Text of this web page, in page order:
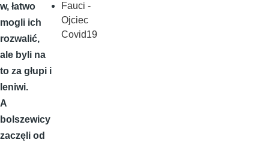
w, łatwo
mogli ich
rozwalić,
ale byli na
to za głupi i
leniwi.
A
bolszewicy
zaczęli od
Fauci -
Ojciec
Covid19